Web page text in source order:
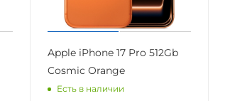
Apple iPhone 17 Pro 512Gb
Cosmic Orange
Есть в наличии